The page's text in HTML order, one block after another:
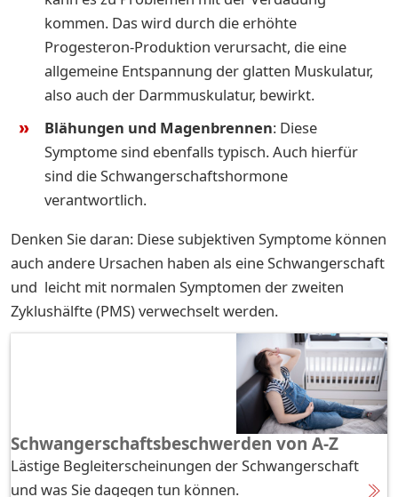
kommen. Das wird durch die erhöhte
Progesteron-Produktion verursacht, die eine
allgemeine Entspannung der glatten Muskulatur,
also auch der Darmmuskulatur, bewirkt.
Blähungen und Magenbrennen: Diese
Symptome sind ebenfalls typisch. Auch hierfür
sind die Schwangerschaftshormone
verantwortlich.
Denken Sie daran: Diese subjektiven Symptome können
auch andere Ursachen haben als eine Schwangerschaft
und leicht mit normalen Symptomen der zweiten
Zyklushälfte (PMS) verwechselt werden.
Schwangerschaftsbeschwerden von A-Z
Lästige Begleiterscheinungen der Schwangerschaft
und was Sie dagegen tun können.